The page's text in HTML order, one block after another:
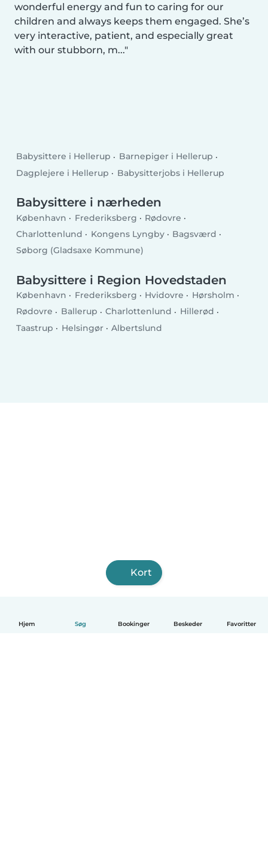
Hjem Søg Bookinger Beskeder Favoritter
wonderful energy and fun to caring for our
children and always keeps them engaged. She’s
very interactive, patient, and especially great
with our stubborn, m...
Babysittere i Hellerup
Barnepiger i Hellerup
Dagplejere i Hellerup
Babysitterjobs i Hellerup
Babysittere i nærheden
København Frederiksberg
Rødovre
Charlottenlund
Kongens Lyngby
Bagsværd
Søborg (Gladsaxe Kommune)
Babysittere i Region Hovedstaden
København Frederiksberg Hvidovre
Hørsholm
Rødovre
Ballerup Charlottenlund
Hillerød
Taastrup
Helsingør Albertslund
Kort